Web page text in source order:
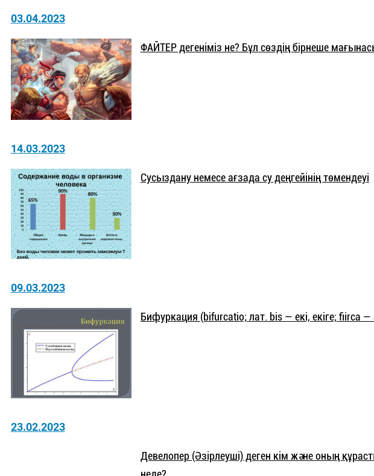
03.04.2023
ФАЙТЕР дегеніміз не? Бұл сөздің бірнеше
14.03.2023
Сусыздану немесе ағзада су деңгейінің төмендеуі
09.03.2023
Бифуркация (bifurcatio; лат. bis — екі, екіге; fiirca —
23.02.2023
Девелопер (Әзірлеуші) деген кім және оның